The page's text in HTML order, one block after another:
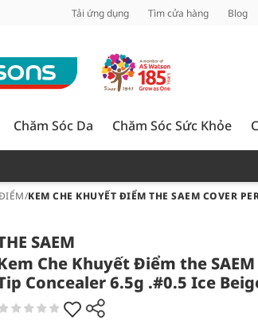
Tải ứng dụng Tìm cửa hàng Blog
Chăm Sóc Da Chăm Sóc Sức Khỏe
/KEM CHE KHUYẾT ĐIỂM THE SAEM COVER
SAEM
Che Khuyết Điểm the
Concealer 6.5g .#0.5 Ice